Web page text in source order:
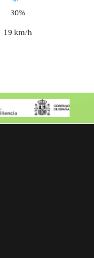
30%
19 km/h